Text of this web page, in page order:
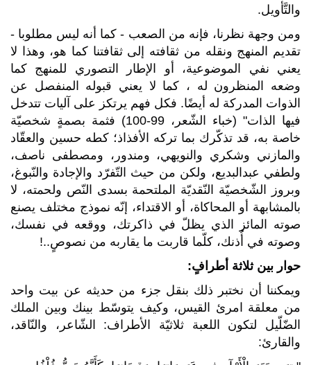
والتَّأويل.
ومن وجهة نظرنا، فإنه من الصعب - كما أنه ليس مطلوبا -
تقديم المنهج ونقله من ثقافته إلى ثقافتنا كما هو، وهذا لا
يعني نفي الموضوعية، أو الإطار التصوري للمنهج كما
وضعه المنظرون له ، كما لا يعني قبوله المنفصل عن
الذوات المدركة له أيضًا. فكل فهم يرتكز على آليات تتدخل
فيها الذات" (خباء الشّعر، 99-100) فثمة بصمةٍ شخصيّة
خاصة به، قد تذكّرك بما تركه الأفذاذ؛ كطه حسين والعقّاد
والمازني وشكري والنويهي، ومندور، ومصطفى ناصف،
ولطفي عبدالبديع، ولكن من حيث التّفرّد والإجادة والنّبوغ،
وبروز الشّخصيّة النّقديّة الملتحمة بسدى النّص ولحمته، لا
بالمشابهة أو المحاكاة، أو الاقتداء، إنّه نموذج مختلف يصنع
صوته المائز الذي يظلّ في ذاكرتك، ووقعه في نفسك،
وصوته في أُذنك، كلّما قاربت ما يقاربه من نصوصٍ..!
حوار بين ثلاثة أطرافٍ:
ويمكننا أن نختبر ذلك بنقل جزء من حديثه عن بيت واحد
من معلقة امرئ القيس، وكيف يتوسّط بينك وبين الملك
الضّلّيل لتكون اللعبة ثلاثيّة الأطراف: الشّاعر، والنّاقد،
والقارئ: